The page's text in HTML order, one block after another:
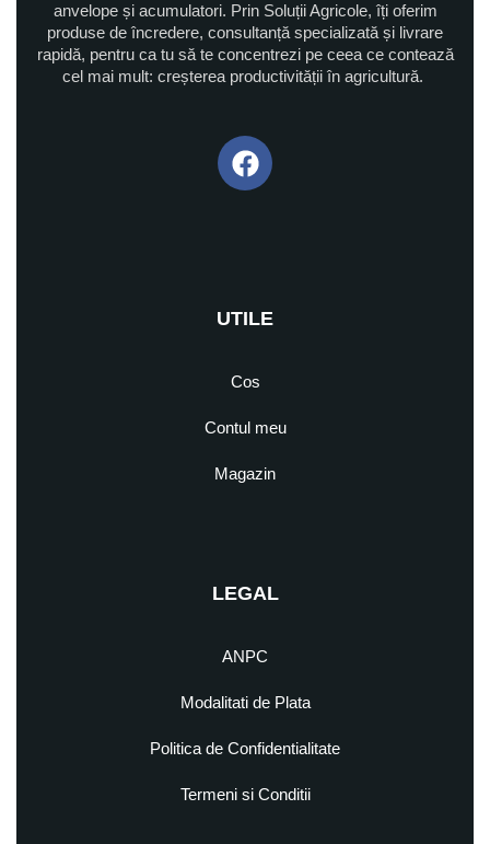
anvelope și acumulatori. Prin Soluții Agricole, îți oferim
produse de încredere, consultanță specializată și livrare
rapidă, pentru ca tu să te concentrezi pe ceea ce contează
cel mai mult: creșterea productivității în agricultură.
UTILE
Cos
Contul meu
Magazin
LEGAL
ANPC
Modalitati de Plata
Politica de Confidentialitate
Termeni si Conditii